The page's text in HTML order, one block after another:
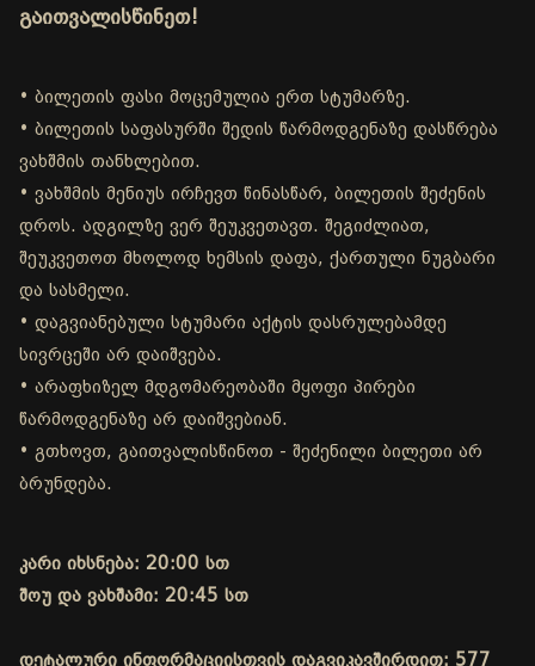
გაითვალისწინეთ!
• ბილეთის ფასი მოცემულია ერთ სტუმარზე.
• ბილეთის საფასურში შედის წარმოდგენაზე დასწრება
ვახშმის თანხლებით.
• ვახშმის მენიუს ირჩევთ წინასწარ, ბილეთის შეძენის
დროს. ადგილზე ვერ შეუკვეთავთ. შეგიძლიათ,
შეუკვეთოთ მხოლოდ ხემსის დაფა, ქართული ნუგბარი
და სასმელი.
• დაგვიანებული სტუმარი აქტის დასრულებამდე
სივრცეში არ დაიშვება.
• არაფხიზელ მდგომარეობაში მყოფი პირები
წარმოდგენაზე არ დაიშვებიან.
• გთხოვთ, გაითვალისწინოთ - შეძენილი ბილეთი არ
ბრუნდება.
კარი იხსნება: 20:00 სთ
შოუ და ვახშამი: 20:45 სთ
დეტალური ინფორმაციისთვის დაგვიკავშირდით: 577